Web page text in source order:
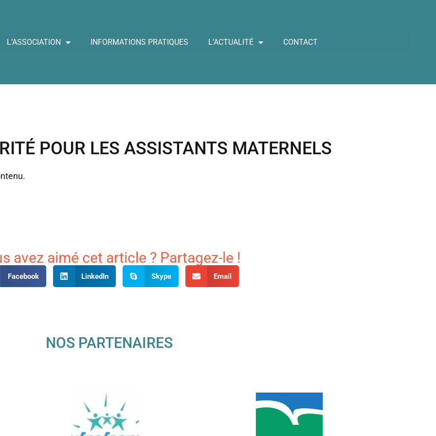
L’ASSOCIATION INFORMATIONS PRATIQUES L’ACTUALITÉ CONTACT
POUR LES ASSISTANTS MATERNELS
avez aimé cet article ? Partagez-le !
Facebook LinkedIn Skype Email
NOS PARTENAIRES